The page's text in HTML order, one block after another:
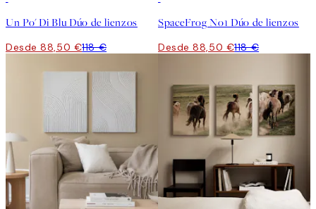
Un Po' Di Blu Dúo de lienzos
Desde 88,50 €118 €
SpaceFrog No1 Dúo de lienzos
Desde 88,50 €118 €